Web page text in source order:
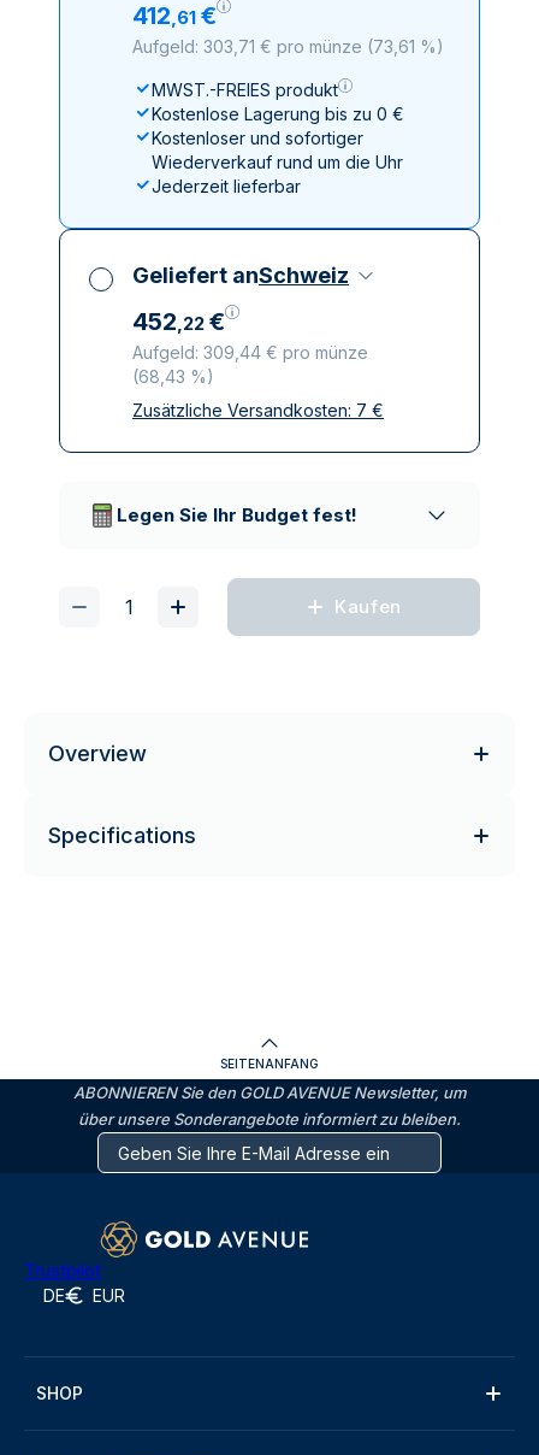
412,61 €
Aufgeld: 303,71 € pro münze (73,61 %)
MWST.-FREIES produkt
Kostenlose Lagerung bis zu 0 €
Kostenloser und sofortiger
Wiederverkauf rund um die Uhr
Jederzeit lieferbar
Geliefert anSchweiz
452,22 €
Aufgeld: 309,44 € pro münze
(68,43 %)
Alle Steuern inbegriffen
Zusätzliche Versandkosten: 7 €
Legen Sie Ihr Budget fest!
Kaufen
Overview
Specifications
SEITENANFANG
ABONNIEREN Sie den GOLD AVENUE Newsletter, um
über unsere Sonderangebote informiert zu bleiben.
Trustpilot
DE EUR
SHOP